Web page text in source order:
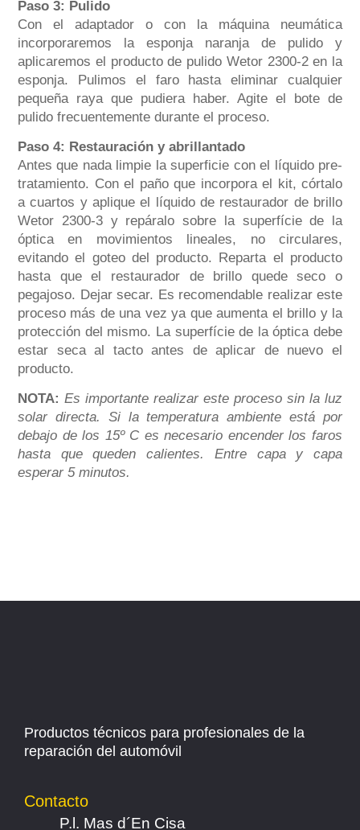
Paso 3: Pulido
Con el adaptador o con la máquina neumática
incorporaremos la esponja naranja de pulido y
aplicaremos el producto de pulido Wetor 2300-2 en la
esponja. Pulimos el faro hasta eliminar cualquier
pequeña raya que pudiera haber. Agite el bote de
pulido frecuentemente durante el proceso.
Paso 4: Restauración y abrillantado
Antes que nada limpie la superficie con el líquido pre-
tratamiento. Con el paño que incorpora el kit, córtalo
a cuartos y aplique el líquido de restaurador de brillo
Wetor 2300-3 y repáralo sobre la superfície de la
óptica en movimientos lineales, no circulares,
evitando el goteo del producto. Reparta el producto
hasta que el restaurador de brillo quede seco o
pegajoso. Dejar secar. Es recomendable realizar este
proceso más de una vez ya que aumenta el brillo y la
protección del mismo. La superfície de la óptica debe
estar seca al tacto antes de aplicar de nuevo el
producto.
NOTA: Es importante realizar este proceso sin la luz
solar directa. Si la temperatura ambiente está por
debajo de los 15º C es necesario encender los faros
hasta que queden calientes. Entre capa y capa
esperar 5 minutos.
Productos técnicos para profesionales de la
reparación del automóvil
Contacto
P.l. Mas d´En Cisa